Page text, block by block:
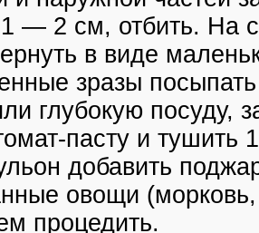
— 2 см, отбить. На
в виде
зразы
глубокую посуду,
пасту и тушить
добавить
овощи
процедить.